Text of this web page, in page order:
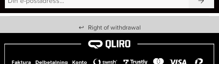
↩ Right of withdrawal